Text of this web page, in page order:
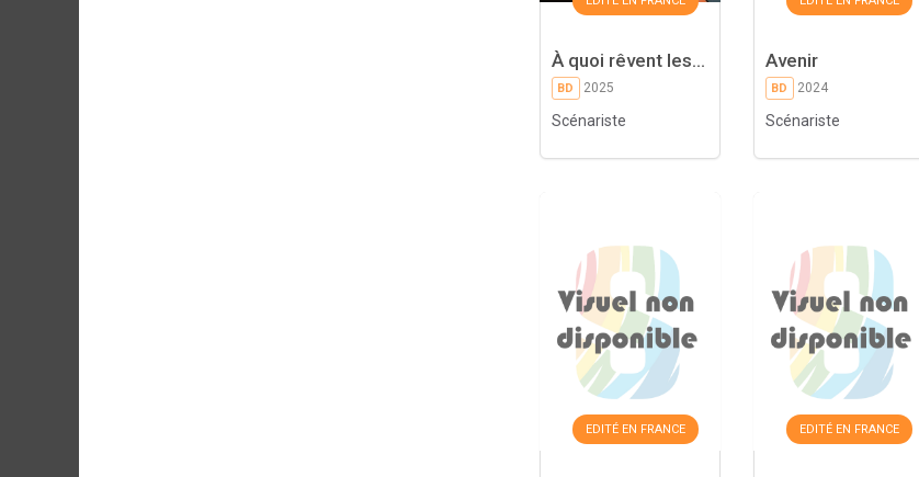
À quoi rêvent les...
BD 2025
Scénariste
Avenir
BD 2024
Scénariste
EDITÉ EN FRANCE EDITÉ EN FRANCE